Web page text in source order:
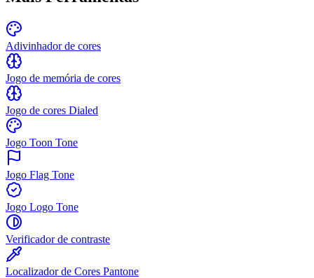
Adivinhador de cores
Jogo de memória de cores
Jogo de cores Dialed
Jogo Toon Tone
Jogo Flag Tone
Jogo Logo Tone
Verificador de contraste
Localizador de Cores Pantone